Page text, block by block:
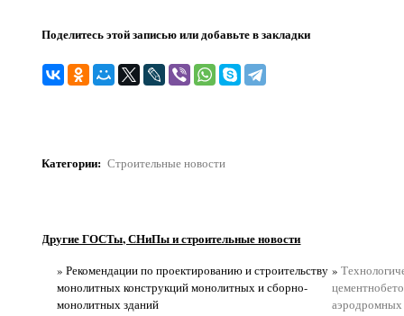
Поделитесь этой записью или добавьте в закладки
Категории: Строительные новости
Другие ГОСТы, СНиПы и строительные новости
» Рекомендации по проектированию и строительству
монолитных конструкций монолитных и сборно-
монолитных зданий
»